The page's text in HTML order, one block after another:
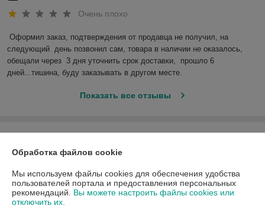
Очень плохо
Оформил заказ, подтверждения от продавца не получил, на
следующий  день позвонил сам, товара в наличии не оказалось,
обещали через  3 дня уточнить срок доставки,  прошло 6
дней...тишина, буду заказывать в другом месте.
Показать все отзывы
О нас
Доставка и оплата
Обработка файлов cookie
Мы используем файлы cookies для обеспечения удобства
пользователей портала и предоставления персональных
рекомендаций. Вы можете настроить файлы cookies или
отключить их.